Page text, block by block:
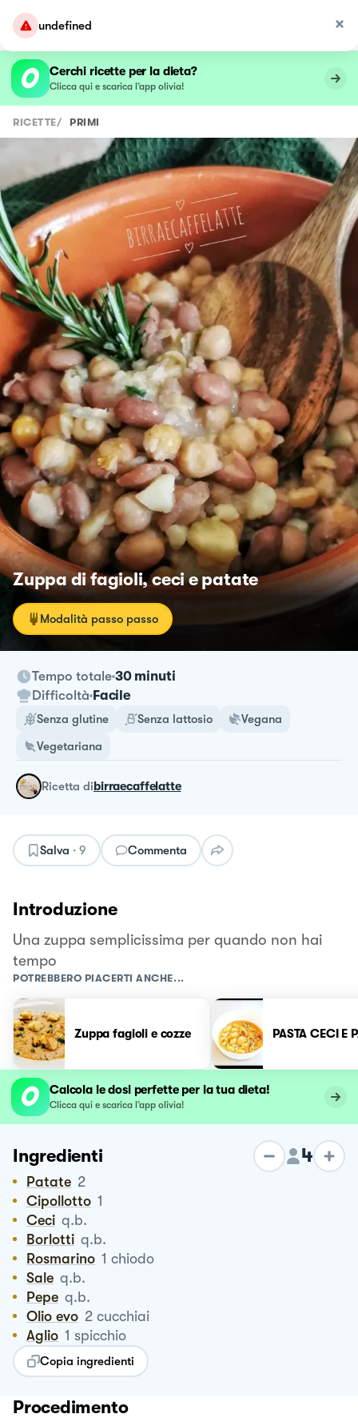
undefined
Cerchi ricette per la dieta?
Clicca qui e scarica l’app olivia!
RICETTE/ PRIMI
Zuppa di fagioli, ceci e patate
Modalità passo passo
Tempo totale 30 minuti
Difficoltà Facile
Senza glutine Senza lattosio
Vegana
Vegetariana
ricetta dibirraecaffelatte
Salva · 9 Commenta
Introduzione
Una zuppa semplicissima per quando non hai
tempo
POTREBBERO PIACERTI ANCHE...
Zuppa fagioli e cozze PASTA CECI E
Calcola le dosi perfette per la tua dieta!
Clicca qui e scarica l’app olivia!
Ingredienti 4
Patate 2
Cipollotto 1
Ceci q.b.
Borlotti q.b.
Rosmarino 1 chiodo
Sale q.b.
Pepe q.b.
Olio evo 2 cucchiai
Aglio 1 spicchio
Copia ingredienti
Procedimento